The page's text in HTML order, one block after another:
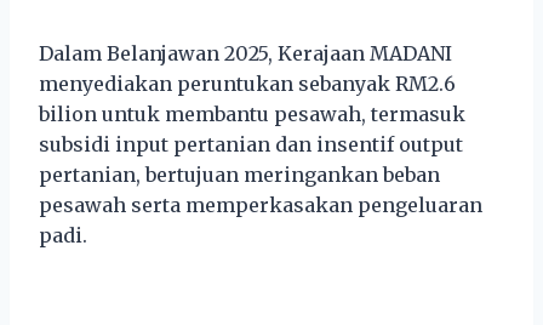
Dalam Belanjawan 2025, Kerajaan MADANI
menyediakan peruntukan sebanyak RM2.6
bilion untuk membantu pesawah, termasuk
subsidi input pertanian dan insentif output
pertanian, bertujuan meringankan beban
pesawah serta memperkasakan pengeluaran
padi.